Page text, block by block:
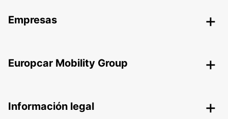
Empresas
Europcar Mobility Group
Información legal